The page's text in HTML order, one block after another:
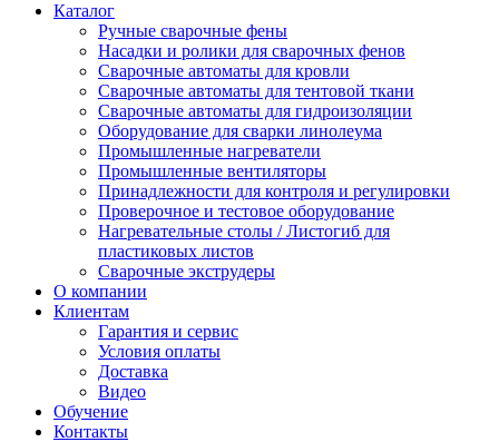
Каталог
Ручные сварочные фены
Насадки и ролики для сварочных фенов
Сварочные автоматы для кровли
Сварочные автоматы для тентовой ткани
Сварочные автоматы для гидроизоляции
Оборудование для сварки линолеума
Промышленные нагреватели
Промышленные вентиляторы
Принадлежности для контроля и регулировки
Проверочное и тестовое оборудование
Нагревательные столы / Листогиб для
пластиковых листов
Сварочные экструдеры
О компании
Клиентам
Гарантия и сервис
Условия оплаты
Доставка
Видео
Обучение
Контакты